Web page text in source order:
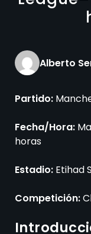
Alberto
Partido:
Fecha/Hora:
horas
Estadio: Etihad
Competición: